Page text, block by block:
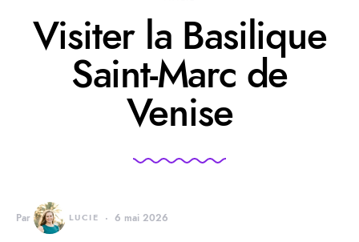
Visiter la Basilique
Saint-Marc de
Venise
Par LUCIE 6 mai 2026